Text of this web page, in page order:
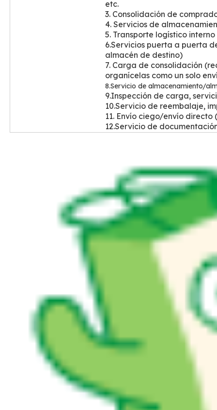
etc.
3. Consolidación de
4. Servicios de
5. Transporte logístico
6.Servicios puerta a puerta
almacén de destino)
7. Carga de consolidación
organícelas como un solo
8.Servicio de almacenamiento/
9.Inspección de carga,
10.Servicio de reembalaje,
11. Envío ciego/envío
12.Servicio de